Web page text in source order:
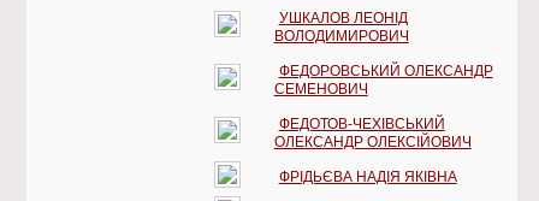
УШКАЛОВ ЛЕОНІД
ВОЛОДИМИРОВИЧ
ФЕДОРОВСЬКИЙ ОЛЕКСАНДР
СЕМЕНОВИЧ
ФЕДОТОВ-ЧЕХІВСЬКИЙ
ОЛЕКСАНДР ОЛЕКСІЙОВИЧ
ФРІДЬЄВА НАДІЯ ЯКІВНА